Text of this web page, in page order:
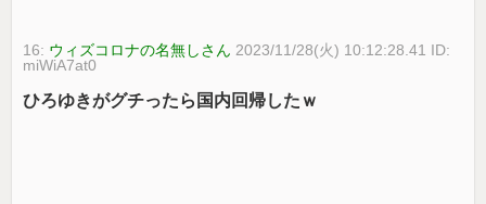
16: ウィズコロナの名無しさん 2023/11/28(火) 10:12:28.41 ID:
miWiA7at0
ひろゆきがグチったら国内回帰したｗ